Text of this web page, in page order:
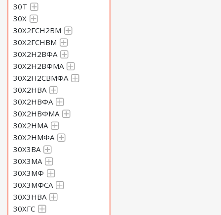
30Т
30Х
30Х2ГСН2ВМ
30Х2ГСНВМ
30Х2Н2ВФА
30Х2Н2ВФМА
30Х2Н2СВМФА
30Х2НВА
30Х2НВФА
30Х2НВФМА
30Х2НМА
30Х2НМФА
30Х3ВА
30Х3МА
30Х3МФ
30Х3МФСА
30Х3НВА
30ХГС